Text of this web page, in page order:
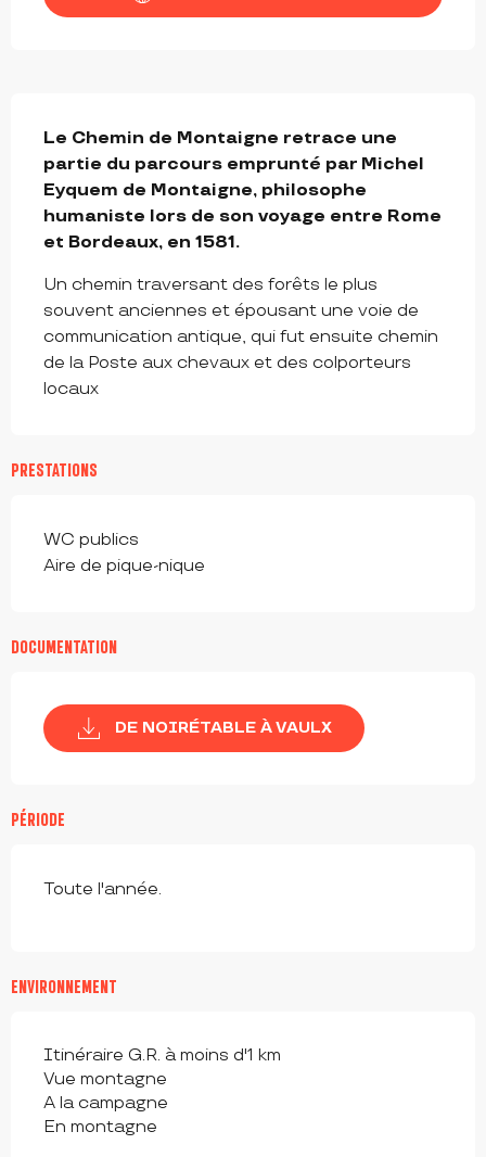
Le Chemin de Montaigne retrace une
partie du parcours emprunté par Michel
Eyquem de Montaigne, philosophe
humaniste lors de son voyage entre Rome
et Bordeaux, en 1581.
Un chemin traversant des forêts le plus
souvent anciennes et épousant une voie de
communication antique, qui fut ensuite chemin
de la Poste aux chevaux et des colporteurs
locaux
PRESTATIONS
WC publics
Aire de pique-nique
DOCUMENTATION
DE NOIRÉTABLE À VAULX
PÉRIODE
Toute l'année.
ENVIRONNEMENT
Itinéraire G.R. à moins d'1 km
Vue montagne
A la campagne
En montagne